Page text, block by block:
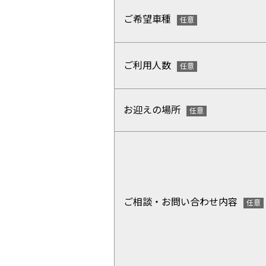
ご希望車種
ご利用人数
お迎えの場所
ご相談・お問い合わせ内容